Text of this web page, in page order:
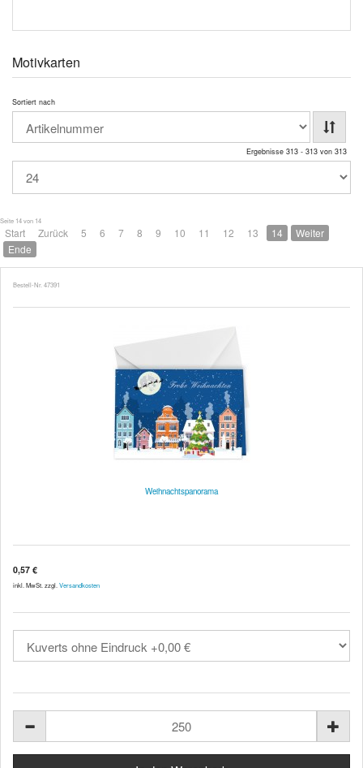
Motivkarten
Sortiert nach
Ergebnisse 313 - 313 von 313
Seite 14 von 14
Start Zurück 5 6 7 8 9 10 11 12 13 14
Weiter
Ende
Bestell-Nr. 47391
Weihnachtspanorama
0,57 €
inkl. MwSt. zzgl. Versandkosten